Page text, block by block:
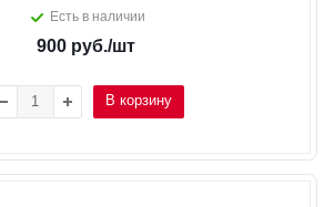
Есть в наличии
900 руб./шт
В корзину